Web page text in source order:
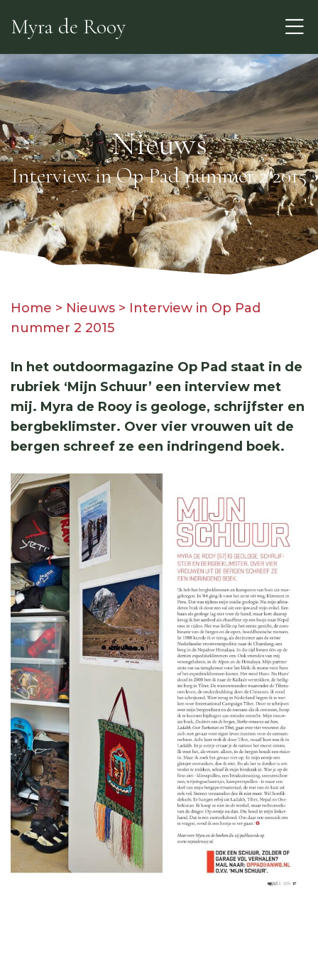
to
content
Myra de Rooy
Nieuws
Interview in Op Pad nummer 2 2015
Home > Nieuws > Interview in Op Pad
nummer 2 2015
In het outdoormagazine Op Pad staat in de
rubriek ‘Mijn Schuur’ een interview met
mij. Myra de Rooy is geologe, schrijfster en
bergbeklimster. Over vier vrouwen uit de
bergen schreef ze een indringend boek.